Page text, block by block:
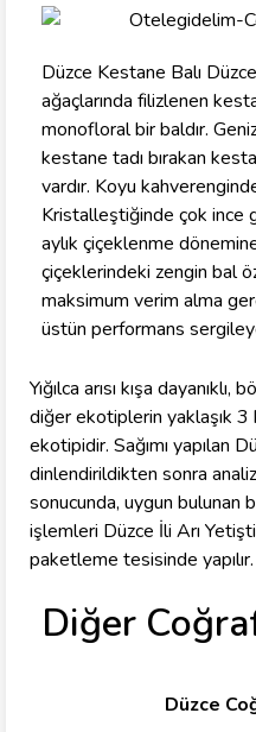
Düzce Kestane Balı
ağaçlarında filizlenen
monofloral bir baldır.
kestane tadı bırakan
vardır. Koyu
Kristalleştiğinde çok ince
aylık çiçeklenme
çiçeklerindeki zengin bal
maksimum verim alma
üstün performans sergileyen
Yığılca arısı kışa
diğer ekotiplerin yaklaşık 3
ekotipidir. Sağımı yapılan
dinlendirildikten sonra
sonucunda, uygun bulunan
işlemleri Düzce İli Arı
paketleme tesisinde yapılır.
Diğer
Düzce